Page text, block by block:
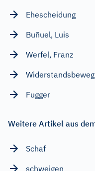
Ehescheidung
Buñuel, Luis
Werfel, Franz
Fugger
Weitere Artikel aus
Schaf
schweigen